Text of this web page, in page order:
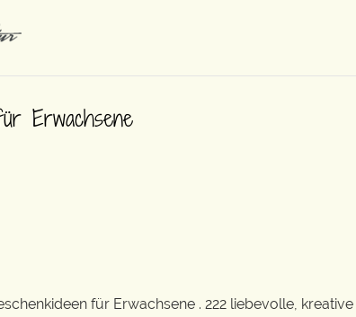
Erwachsene
für Erwachsene . 222 liebevolle,